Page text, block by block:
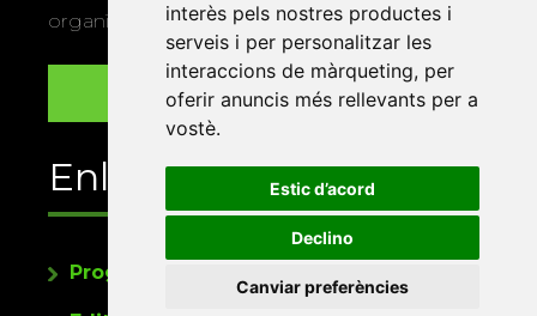
interès pels nostres productes i
serveis i per personalitzar les
interaccions de màrqueting, per
oferir anuncis més rellevants per a
vostè.
Estic d’acord
Declino
Canviar preferències
organitza la Xarxa Vives.
Enllaços
Programa de publicacions